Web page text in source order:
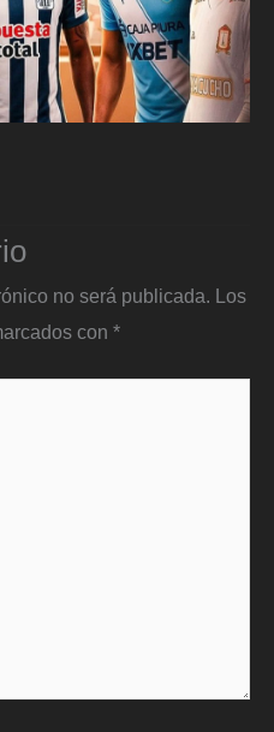
no será publicada. Los
con *